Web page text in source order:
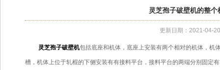
灵芝孢子破壁机的整
更新日期：2021-04-20
灵芝孢子破壁机包括底座和机体，底座上安装有两个相对的机体，机
槽，机体上位于轧棍的下侧安装有有接料平台，接料平台的两端分别固定